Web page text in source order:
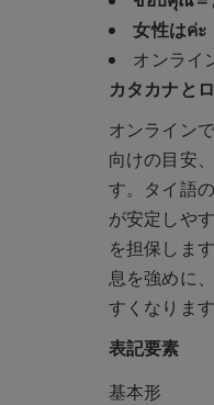
女性はค่ะ
オンライ
カタカナと
オンライン
向けの目安
す。タイ語
が安定しや
を担保しま
息を強めに、
すくなります
表記要素
基本形